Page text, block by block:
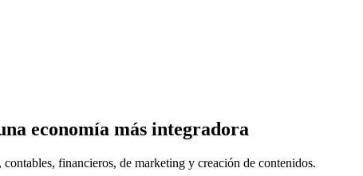
economía más integradora
financieros, de marketing y creación de contenidos.